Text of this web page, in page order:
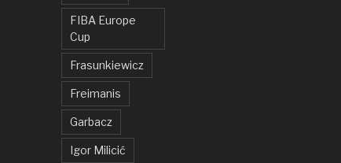
FIBA Europe
Cup
Frasunkiewicz
Freimanis
Garbacz
Igor Milicić